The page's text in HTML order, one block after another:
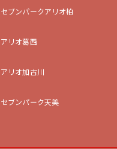
セブンパークアリオ柏
アリオ葛西
アリオ加古川
セブンパーク天美